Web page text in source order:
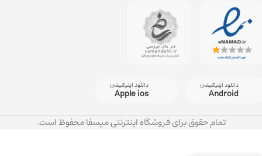
دانلود اپلیکیشن
Android
دانلود اپلیکیشن
Apple ios
تمام حقوق برای فروشگاه اینترنتی میسفا محفوظ است.